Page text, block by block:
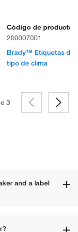
Código de producto
200007001
Brady™ Etiquetas de
tipo de clima
3
and a label